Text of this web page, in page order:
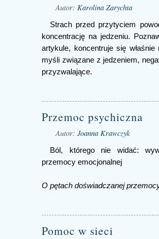
Autor: Karolina Zarychta
Strach przed przytyciem
koncentrację na jedzeniu.
artykule, koncentruje się
myśli związane z jedzeniem,
przyzwalające.
Przemoc psychiczna
Autor: Joanna Krawczyk
Ból, którego nie widać:
przemocy emocjonalnej
O pętach doświadczanej
Pomoc w sieci